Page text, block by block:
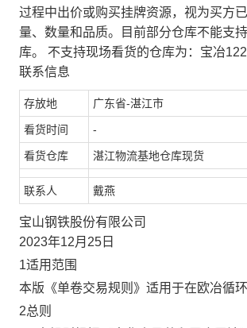
过程中出价或购买挂牌资源，视为买方
量、数量和品质。目前部分仓库不能支
库。 不支持现场看货的仓库为：宝冶
联系信息
存放地 广东省-湛江市
看货时间 -
看货仓库 湛江物流基地仓库现货
联系人 戴燕
宝山钢铁股份有限公司
2023年12月25日
1适用范围
本版《单卷交易规则》适用于在欧冶循
2总则